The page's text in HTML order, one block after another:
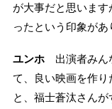
が大事だと思いま
ったという印象があ
ユンホ出演者みん
て、良い映画を作
と、福士蒼汰さん